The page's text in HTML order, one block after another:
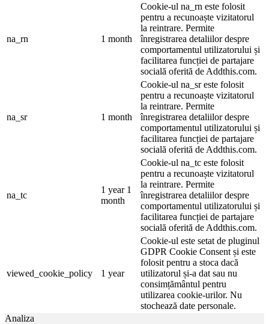
na_rn 1 month
Cookie-ul na_rn este folosit
pentru a recunoaște vizitatorul
la reintrare. Permite
înregistrarea detaliilor despre
comportamentul utilizatorului și
facilitarea funcției de partajare
socială oferită de Addthis.com.
na_sr 1 month
Cookie-ul na_sr este folosit
pentru a recunoaște vizitatorul
la reintrare. Permite
înregistrarea detaliilor despre
comportamentul utilizatorului și
facilitarea funcției de partajare
socială oferită de Addthis.com.
na_tc
1 year 1
month
Cookie-ul na_tc este folosit
pentru a recunoaște vizitatorul
la reintrare. Permite
înregistrarea detaliilor despre
comportamentul utilizatorului și
facilitarea funcției de partajare
socială oferită de Addthis.com.
viewed_cookie_policy 1 year
Cookie-ul este setat de pluginul
GDPR Cookie Consent și este
folosit pentru a stoca dacă
utilizatorul și-a dat sau nu
consimțământul pentru
utilizarea cookie-urilor. Nu
stochează date personale.
Analiza